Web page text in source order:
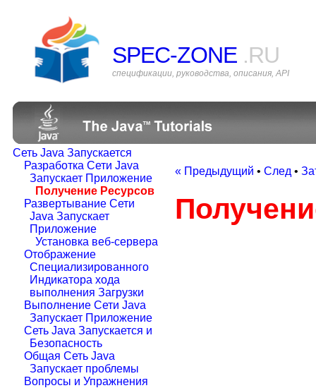
SPEC-ZONE .RU
спецификации, руководства, описания, API
Сеть Java Запускается
Разработка Сети Java
Запускает Приложение
Получение Ресурсов
Развертывание Сети
Java Запускает
Приложение
Установка веб-сервера
Отображение
Специализированного
Индикатора хода
выполнения Загрузки
Выполнение Сети Java
Запускает Приложение
Сеть Java Запускается и
Безопасность
Общая Сеть Java
Запускает проблемы
Вопросы и Упражнения
« Предыдущий • След •